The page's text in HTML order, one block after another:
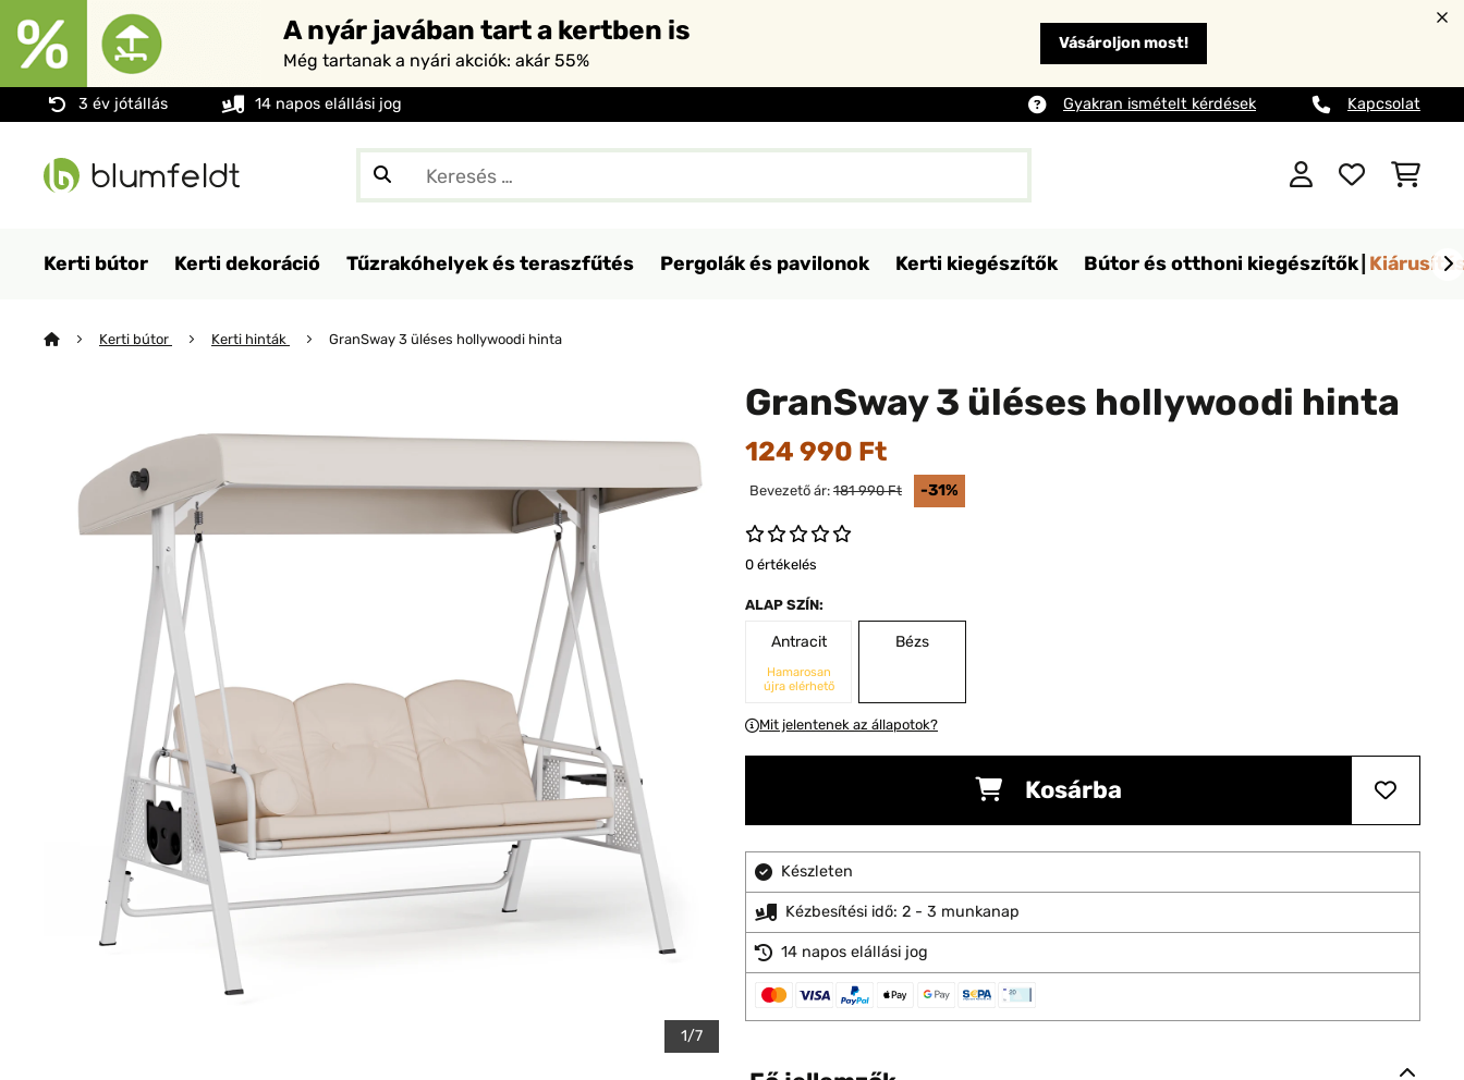
A nyár javában tart a kertben is
Még tartanak a nyári akciók: akár 55%
Vásároljon most!
3 év jótállás 14 napos elállási jog Gyakran ismételt kérdések Kapcsolat
Kerti bútor Kerti dekoráció Tűzrakóhelyek és teraszfűtés Pergolák és pavilonok Kerti kiegészítők Bútor és otthoni kiegészítők
Kerti bútor Kerti hinták GranSway 3 üléses hollywoodi hinta
1/7
GranSway 3 üléses hollywoodi hinta
124 990 Ft
Bevezető ár: 181 990 Ft -31%
0 értékelés
ALAP SZÍN:
Antracit
Hamarosan
újra elérhető
Bézs
Mit jelentenek az állapotok?
Kosárba
Készleten
Kézbesítési idő: 2 - 3 munkanap
14 napos elállási jog